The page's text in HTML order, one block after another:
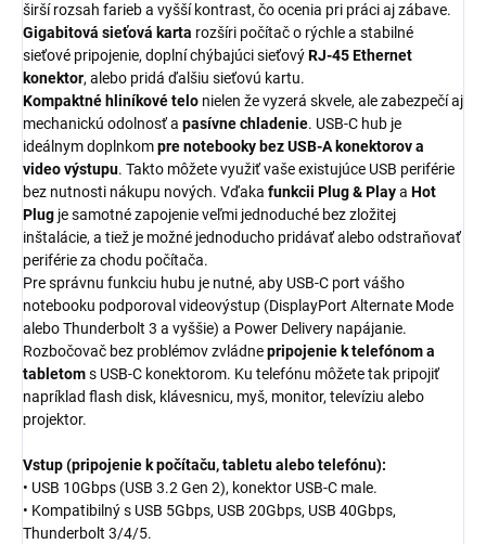
širší rozsah farieb a vyšší kontrast, čo ocenia pri práci aj zábave.
Gigabitová sieťová karta rozšíri počítač o rýchle a stabilné
sieťové pripojenie, doplní chýbajúci sieťovýRJ-45 Ethernet
konektor, alebo pridá ďalšiu sieťovú kartu.
Kompaktné hliníkové telo nielen že vyzerá skvele, ale zabezpečí aj
mechanickú odolnosť a pasívne chladenie. USB-C hub je
ideálnym doplnkompre notebooky bez USB-A konektorov a
video výstupu. Takto môžete využiť vaše existujúce USB periférie
bez nutnosti nákupu nových. Vďaka funkcii Plug & Playa Hot
Plug je samotné zapojenie veľmi jednoduché bez zložitej
inštalácie, a tiež je možné jednoducho pridávať alebo odstraňovať
periférie za chodu počítača.
Pre správnu funkciu hubu je nutné, aby USB-C port vášho
notebooku podporoval videovýstup (DisplayPort Alternate Mode
alebo Thunderbolt 3 a vyššie) a Power Delivery napájanie.
Rozbočovač bez problémov zvládnepripojenie k telefónom a
tabletoms USB-C konektorom. Ku telefónu môžete tak pripojiť
napríklad flash disk, klávesnicu, myš, monitor, televíziu alebo
projektor.
Vstup (pripojenie k počítaču, tabletu alebo telefónu):
• USB 10Gbps (USB 3.2 Gen 2), konektor USB-C male.
• Kompatibilný s USB 5Gbps, USB 20Gbps, USB 40Gbps,
Thunderbolt 3/4/5.